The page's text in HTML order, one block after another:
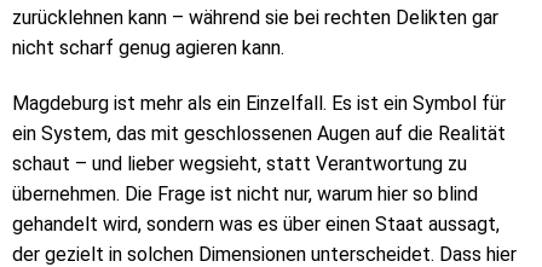
zurücklehnen kann – während sie bei rechten Delikten gar
nicht scharf genug agieren kann.
Magdeburg ist mehr als ein Einzelfall. Es ist ein Symbol für
ein System, das mit geschlossenen Augen auf die Realität
schaut – und lieber wegsieht, statt Verantwortung zu
übernehmen. Die Frage ist nicht nur, warum hier so blind
gehandelt wird, sondern was es über einen Staat aussagt,
der gezielt in solchen Dimensionen unterscheidet. Dass hier